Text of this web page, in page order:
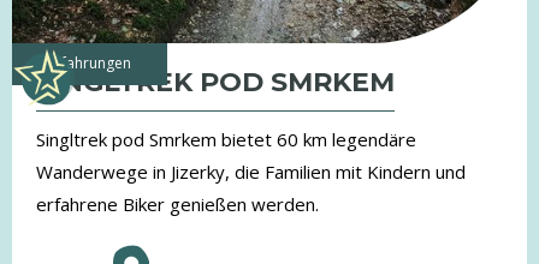
Erfahrungen
SINGLTREK POD SMRKEM
Singltrek pod Smrkem bietet 60 km legendäre
Wanderwege in Jizerky, die Familien mit Kindern und
erfahrene Biker genießen werden.